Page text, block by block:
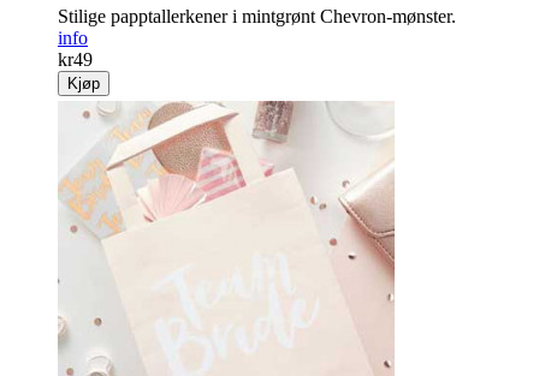
Stilige papptallerkener i mintgrønt Chevron-mønster.
info
kr49
Kjøp